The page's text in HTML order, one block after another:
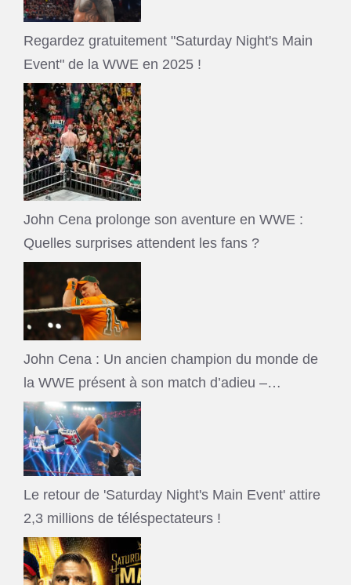
Regardez gratuitement "Saturday Night's Main
Event" de la WWE en 2025 !
John Cena prolonge son aventure en WWE :
Quelles surprises attendent les fans ?
John Cena : Un ancien champion du monde de
la WWE présent à son match d’adieu –…
Le retour de 'Saturday Night's Main Event' attire
2,3 millions de téléspectateurs !